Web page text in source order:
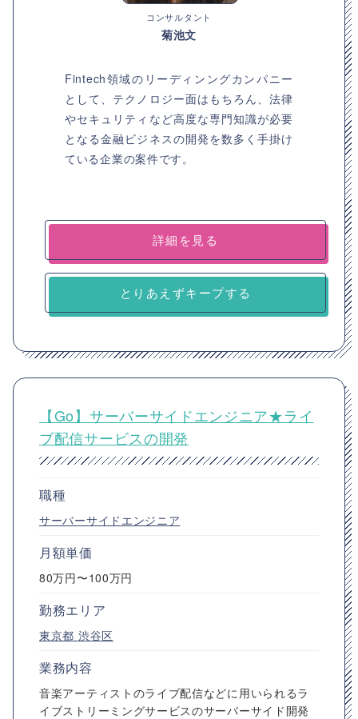
コンサルタント
菊池文
Fintech領域のリーディンングカンパニー
として、テクノロジー面はもちろん、法律
やセキュリティなど高度な専門知識が必要
となる金融ビジネスの開発を数多く手掛け
ている企業の案件です。
詳細を見る
とりあえずキープする
【Go】サーバーサイドエンジニア★ライ
ブ配信サービスの開発
職種
サーバーサイドエンジニア
月額単価
80万円〜100万円
勤務エリア
東京都 渋谷区
業務内容
音楽アーティストのライブ配信などに用いられるラ
イブストリーミングサービスのサーバーサイド開発